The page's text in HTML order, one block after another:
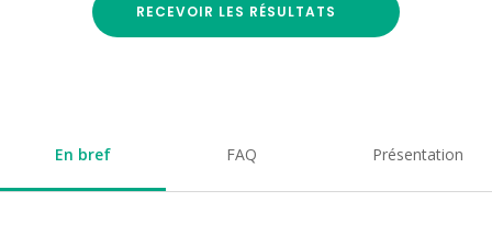
RECEVOIR LES RÉSULTATS
En bref FAQ Présentation